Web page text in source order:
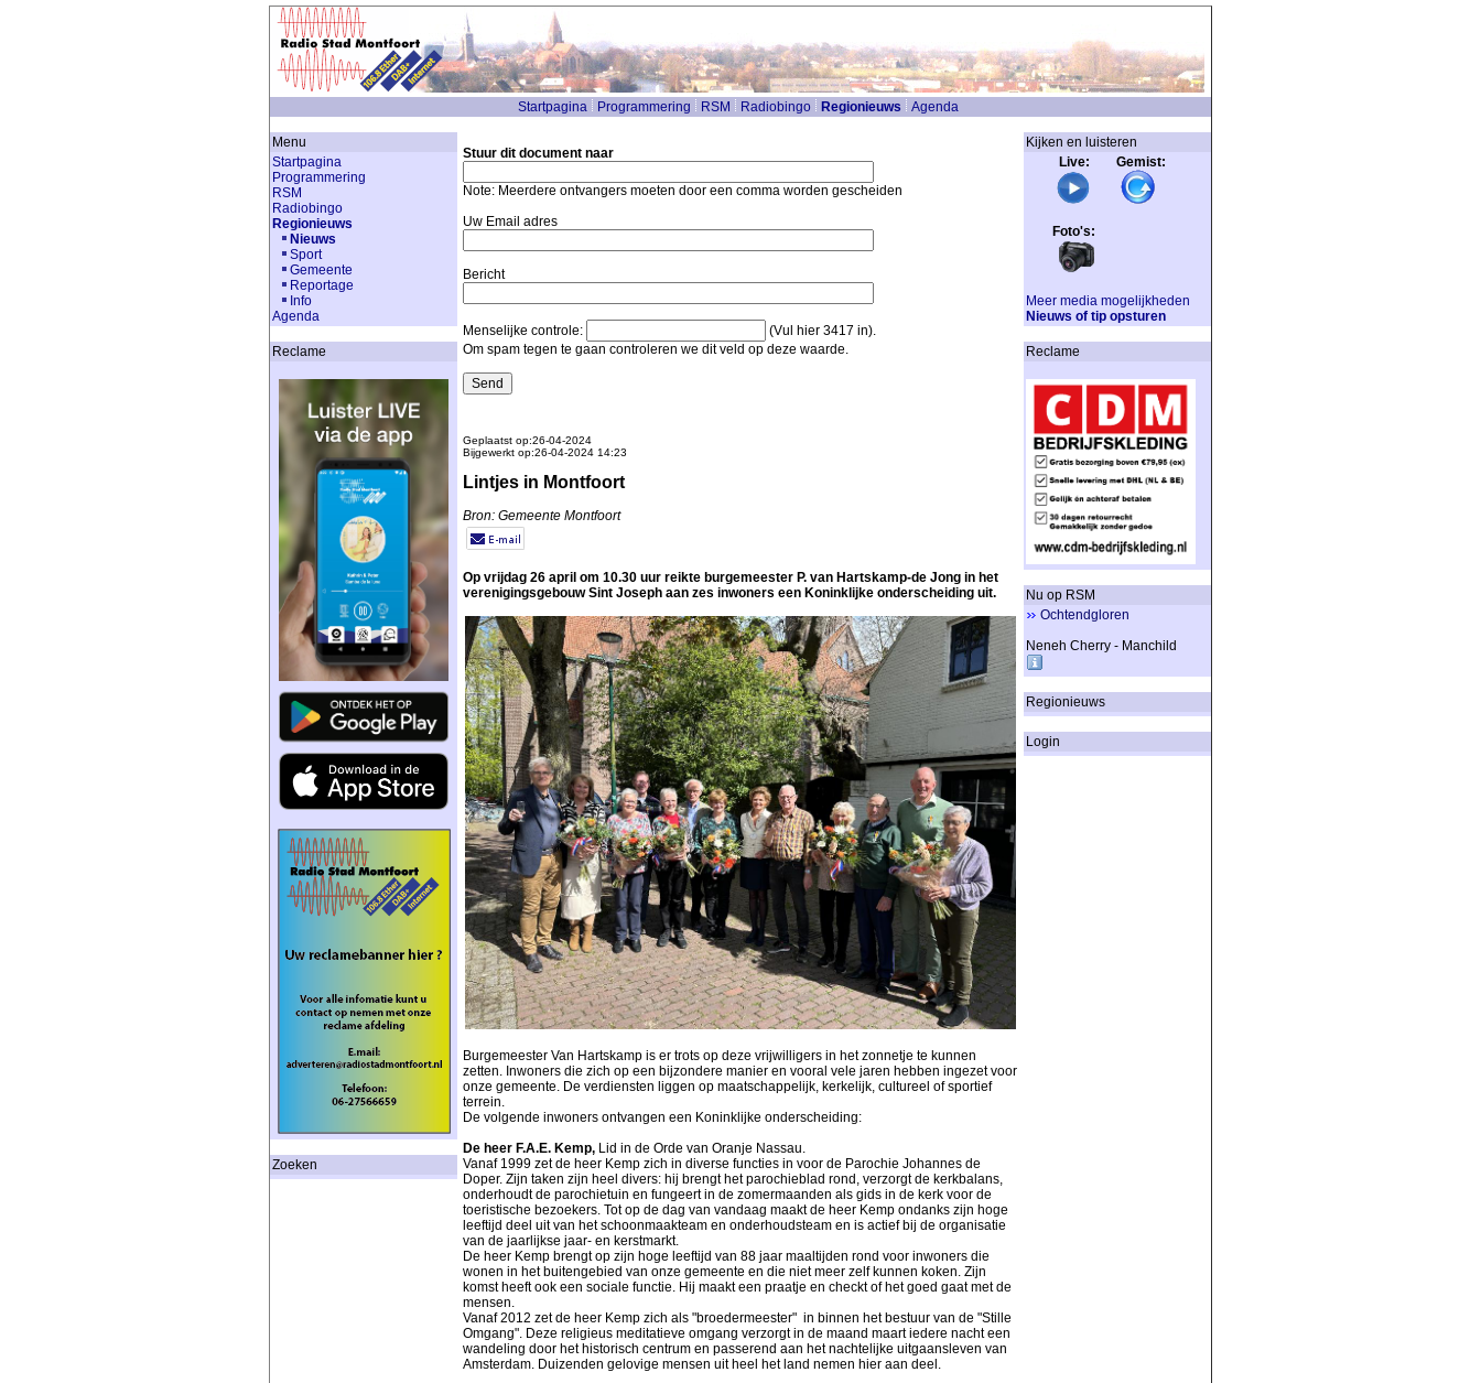
Startpagina Programmering RSM Radiobingo Regionieuws Agenda
Menu
Startpagina
Programmering
RSM
Radiobingo
Regionieuws
Nieuws
Sport
Gemeente
Reportage
Info
Agenda
Reclame
Zoeken
Stuur dit document naar
Note: Meerdere ontvangers moeten door een comma worden gescheiden
Uw Email adres
Bericht
Menselijke controle:
(Vul hier 3417 in).
Om spam tegen te gaan controleren we dit veld op deze waarde.
Geplaatst op:26-04-2024
Bijgewerkt op:26-04-2024 14:23
Lintjes in Montfoort
Bron: Gemeente Montfoort
Op vrijdag 26 april om 10.30 uur reikte burgemeester P. van Hartskamp-de Jong in het
verenigingsgebouw Sint Joseph aan zes inwoners een Koninklijke onderscheiding uit.
Burgemeester Van Hartskamp is er trots op deze vrijwilligers in het zonnetje te kunnen
zetten. Inwoners die zich op een bijzondere manier en vooral vele jaren hebben ingezet voor
onze gemeente. De verdiensten liggen op maatschappelijk, kerkelijk, cultureel of sportief
terrein.
De volgende inwoners ontvangen een Koninklijke onderscheiding:
De heer F.A.E. Kemp, Lid in de Orde van Oranje Nassau.
Vanaf 1999 zet de heer Kemp zich in diverse functies in voor de Parochie Johannes de
Doper. Zijn taken zijn heel divers: hij brengt het parochieblad rond, verzorgt de kerkbalans,
onderhoudt de parochietuin en fungeert in de zomermaanden als gids in de kerk voor de
toeristische bezoekers. Tot op de dag van vandaag maakt de heer Kemp ondanks zijn hoge
leeftijd deel uit van het schoonmaakteam en onderhoudsteam en is actief bij de organisatie
van de jaarlijkse jaar- en kerstmarkt.
De heer Kemp brengt op zijn hoge leeftijd van 88 jaar maaltijden rond voor inwoners die
wonen in het buitengebied van onze gemeente en die niet meer zelf kunnen koken. Zijn
komst heeft ook een sociale functie. Hij maakt een praatje en checkt of het goed gaat met de
mensen.
Vanaf 2012 zet de heer Kemp zich als "broedermeester" in binnen het bestuur van de "Stille
Omgang". Deze religieus meditatieve omgang verzorgt in de maand maart iedere nacht een
wandeling door het historisch centrum en passerend aan het nachtelijke uitgaansleven van
Amsterdam. Duizenden gelovige mensen uit heel het land nemen hier aan deel.
Kijken en luisteren
Live: Gemist:
Foto's:
Meer media mogelijkheden
Nieuws of tip opsturen
Reclame
Nu op RSM
Ochtendgloren
Neneh Cherry - Manchild
Regionieuws
Login